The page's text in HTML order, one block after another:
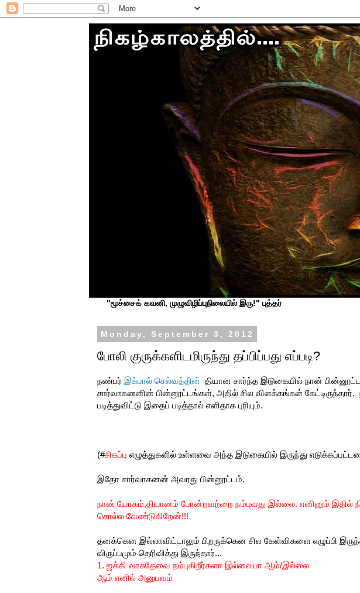
"மூச்சைக் கவனி, முழுவிழிப்புநிலையில் இரு!" புத்தர்
Monday, September 3, 2012
போலி குருக்களிடமிருந்து தப்பிப்பது எப்படி?
நண்பர் இக்பால் செல்வத்தின் தியான சார்ந்த இடுகையில் நான்
சார்வாகனனின் பின்னூட்டங்கள், அதில் சில விளக்கங்கள்
படித்துவிட்டு இதைப் படித்தால் எளிதாக புரியும்.
(#சிகப்பு எழுத்துகளில் உள்ளவை அந்த இடுகையில் இருந்து
இதோ சார்வாகனன் அவரது பின்னூட்டம்.
நான் யோகம்,தியானம் போன்றவற்றை நம்புவது இல்லை. எனினும் இதில்
சொல்ல வேண்டுகிறேன்!!!
தனக்கென இல்லாவிட்டாலும் பிறருக்கென சில கேள்விகளை எழுப்பி
விருப்பமும் தெரிவித்து இருந்தார்...
1. ஜக்கி வாசுதேவை நம்புகிறீர்களா இல்லையா ஆம்/இல்லை
ஆம் எனில் அனுபவம்